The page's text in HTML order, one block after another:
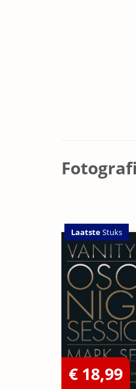
LaatsteStuks
€ 18,99